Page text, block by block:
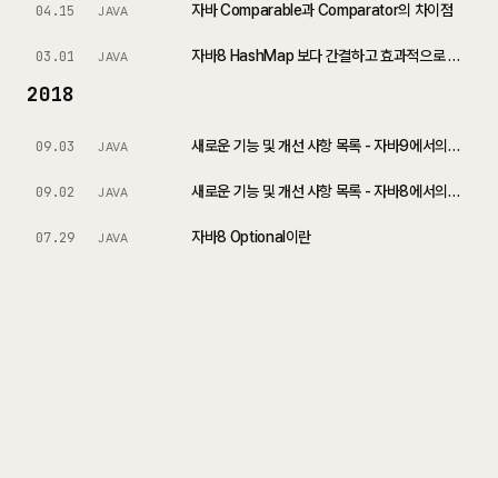
04.15 JAVA 자바 Comparable과 Comparator의 차이점
03.01 JAVA 자바8 HashMap 보다 간결하고 효과적으로 작성하기
2018
09.03 JAVA 새로운 기능 및 개선 사항 목록 - 자바9에서의 변화
09.02 JAVA 새로운 기능 및 개선 사항 목록 - 자바8에서의 변화
07.29 JAVA 자바8 Optional이란